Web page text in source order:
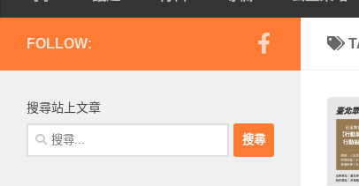
FOLLOW:
搜尋站上文章
搜
尋